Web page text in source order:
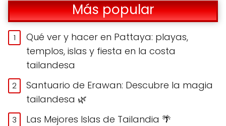
Más popular
Qué ver y hacer en Pattaya: playas,
templos, islas y fiesta en la costa
tailandesa
Santuario de Erawan: Descubre la magia
tailandesa 🌿
Las Mejores Islas de Tailandia 🌴